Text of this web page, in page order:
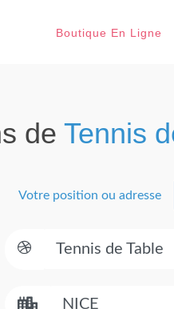
Boutique En Ligne
de Tennis
Votre position ou adresse